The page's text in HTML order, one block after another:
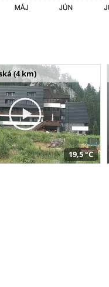
(4 km)
19,5 °C